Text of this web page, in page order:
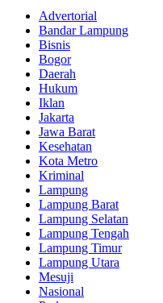
Advertorial
Bandar Lampung
Bisnis
Bogor
Daerah
Hukum
Iklan
Jakarta
Jawa Barat
Kesehatan
Kota Metro
Kriminal
Lampung
Lampung Barat
Lampung Selatan
Lampung Tengah
Lampung Timur
Lampung Utara
Mesuji
Nasional